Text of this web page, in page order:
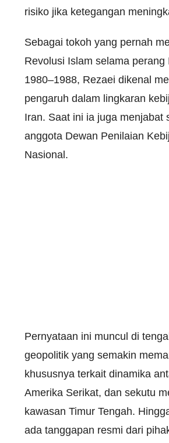
risiko jika ketegangan
Sebagai tokoh yang pernah
Revolusi Islam selama perang
1980–1988, Rezaei dikenal
pengaruh dalam lingkaran
Iran. Saat ini ia juga menjabat
anggota Dewan Penilaian
Nasional.
Pernyataan ini muncul di
geopolitik yang semakin
khususnya terkait dinamika
Amerika Serikat, dan sekutu
kawasan Timur Tengah.
ada tanggapan resmi dari